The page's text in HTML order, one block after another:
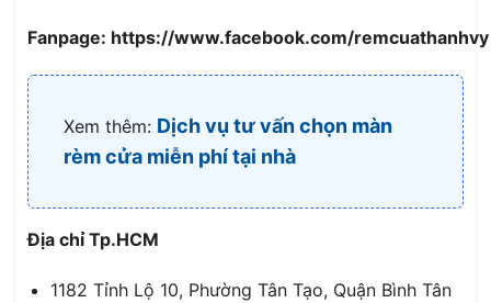
Fanpage: https://www.facebook.com/remcuathanhvy
Xem thêm: Dịch vụ tư vấn chọn màn
rèm cửa miễn phí tại nhà
Địa chỉ Tp.HCM
1182 Tỉnh Lộ 10, Phường Tân Tạo, Quận Bình Tân